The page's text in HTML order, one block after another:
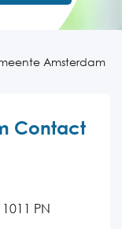
Amsterdam
Contact
PN